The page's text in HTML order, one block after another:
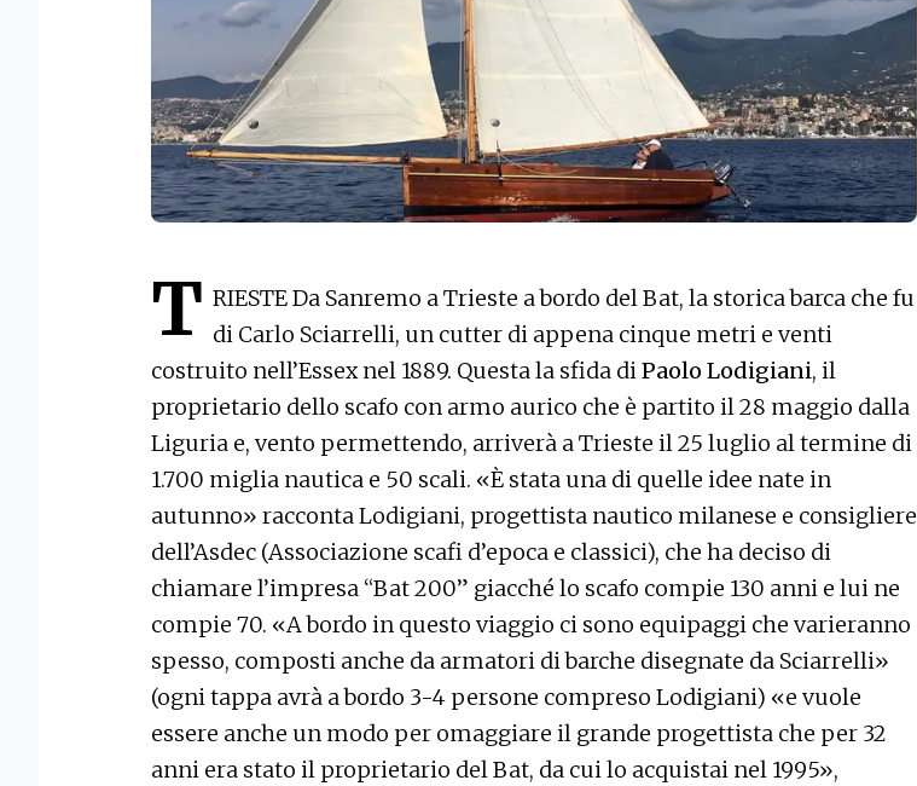
T RIESTE Da Sanremo a Trieste a bordo del Bat, la storica barca che fu
di Carlo Sciarrelli, un cutter di appena cinque metri e venti
costruito nell’Essex nel 1889. Questa la sfida diPaolo Lodigiani, il
proprietario dello scafo con armo aurico che è partito il 28 maggio dalla
Liguria e, vento permettendo, arriverà a Trieste il 25 luglio al termine di
1.700 miglia nautica e 50 scali. «È stata una di quelle idee nate in
autunno» racconta Lodigiani, progettista nautico milanese e consigliere
dell’Asdec (Associazione scafi d’epoca e classici), che ha deciso di
chiamare l’impresa “Bat 200” giacché lo scafo compie 130 anni e lui ne
compie 70. «A bordo in questo viaggio ci sono equipaggi che varieranno
spesso, composti anche da armatori di barche disegnate da Sciarrelli»
(ogni tappa avrà a bordo 3-4 persone compreso Lodigiani) «e vuole
essere anche un modo per omaggiare il grande progettista che per 32
anni era stato il proprietario del Bat, da cui lo acquistai nel 1995»,